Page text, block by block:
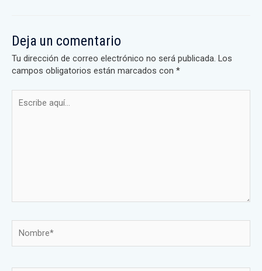
Deja un comentario
Tu dirección de correo electrónico no será publicada. Los
campos obligatorios están marcados con *